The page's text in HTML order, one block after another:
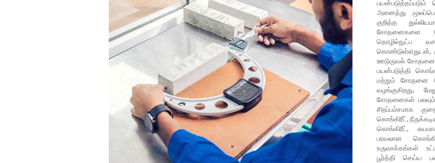
அனைத்து
குறித்த
சோதனைகளை
தொழில்நுட்ப
கொண்டுள்ளதுடன்,
ஊடுருவல்
பயன்படுத்தி
மற்றும் சோதனை
வழங்குகிறது,
சோதனைகள் பலவும்
சிறப்பம்சமாக
கொங்கிரீட்,
கொங்கிரீட்,
பரவலான
உருவாக்கங்கள்
பூர்த்தி செய்ய